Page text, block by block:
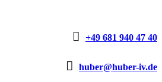
 +49 681 940 47 40
 huber@huber-iv.de